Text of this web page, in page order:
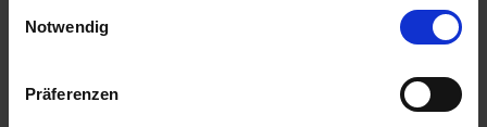
Notwendig
Präferenzen